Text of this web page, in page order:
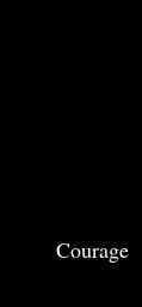
Courage